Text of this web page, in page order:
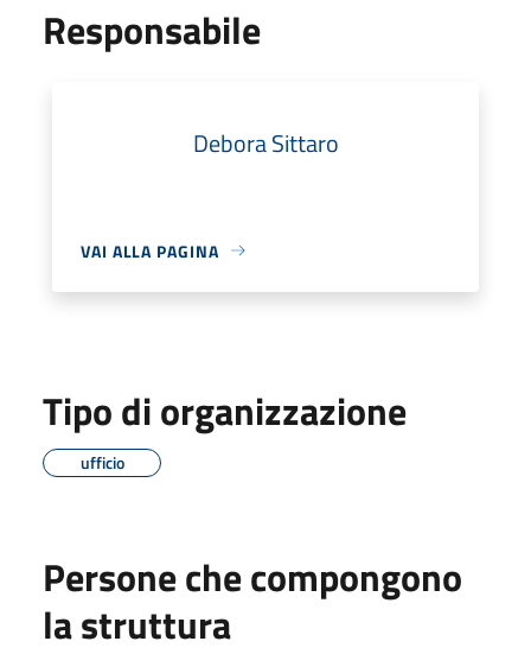
Responsabile
Debora Sittaro
VAI ALLA PAGINA
Tipo di organizzazione
ufficio
Persone che compongono
la struttura